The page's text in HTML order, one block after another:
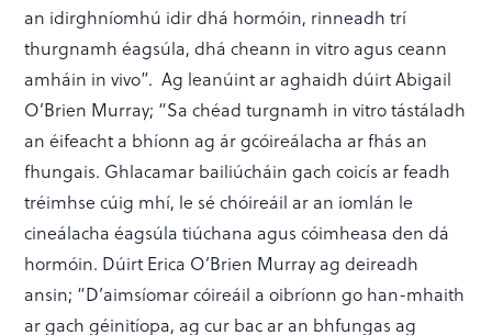
an idirghníomhú idir dhá hormóin, rinneadh trí
thurgnamh éagsúla, dhá cheann in vitro agus ceann
amháin in vivo”. Ag leanúint ar aghaidh dúirt Abigail
O’Brien Murray; “Sa chéad turgnamh in vitro tástáladh
an éifeacht a bhíonn ag ár gcóireálacha ar fhás an
fhungais. Ghlacamar bailiúcháin gach coicís ar feadh
tréimhse cúig mhí, le sé chóireáil ar an iomlán le
cineálacha éagsúla tiúchana agus cóimheasa den dá
hormóin. Dúirt Erica O’Brien Murray ag deireadh
ansin; “D’aimsíomar cóireáil a oibríonn go han-mhaith
ar gach géinitíopa, ag cur bac ar an bhfungas ag